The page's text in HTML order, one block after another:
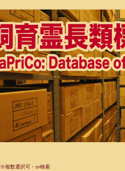
※複数選択可・or検索